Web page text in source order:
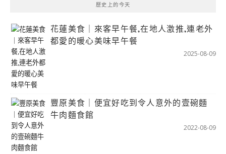
歷史上的今天
花蓮美食｜來客早午餐,在地人激推,連老外
都愛的暖心美味早午餐
2025-08-09
豐原美食｜便宜好吃到令人意外的壹碗麵
牛肉麵食館
2022-08-09